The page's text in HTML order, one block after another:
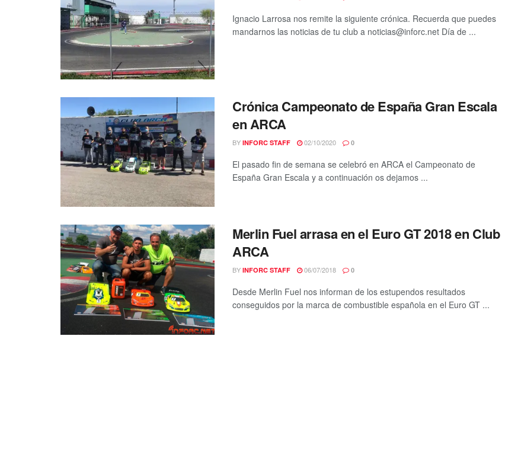
Ignacio Larrosa nos remite la siguiente crónica. Recuerda que puedes
mandarnos las noticias de tu club a noticias@inforc.net Día de ...
Crónica Campeonato de España Gran Escala
en ARCA
BY INFORC STAFF 02/10/2020 0
El pasado fin de semana se celebró en ARCA el Campeonato de
España Gran Escala y a continuación os dejamos ...
Merlin Fuel arrasa en el Euro GT 2018 en Club
ARCA
BY INFORC STAFF 06/07/2018 0
Desde Merlin Fuel nos informan de los estupendos resultados
conseguidos por la marca de combustible española en el Euro GT ...